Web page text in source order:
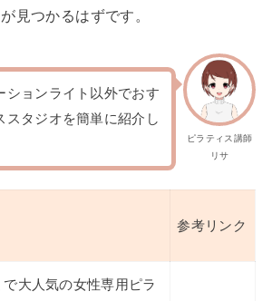
見つかるはずです。
ピラティス講師
リサ
ションライト以外でおす
スタジオを簡単に紹介し
参考リンク
で大人気の女性専用ピラ